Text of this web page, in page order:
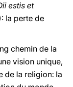
estis et
la perte de
chemin de la
vision unique,
de la religion: la